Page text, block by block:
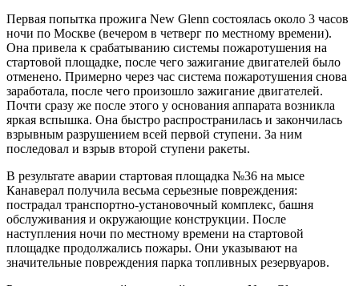
Первая попытка прожига New Glenn состоялась около 3 часов
ночи по Москве (вечером в четверг по местному времени).
Она привела к срабатыванию системы пожаротушения на
стартовой площадке, после чего зажигание двигателей было
отменено. Примерно через час система пожаротушения снова
заработала, после чего произошло зажигание двигателей.
Почти сразу же после этого у основания аппарата возникла
яркая вспышка. Она быстро распространилась и закончилась
взрывным разрушением всей первой ступени. За ним
последовал и взрыв второй ступени ракеты.
В результате аварии стартовая площадка №36 на мысе
Канаверал получила весьма серьезные повреждения:
пострадал транспортно-установочный комплекс, башня
обслуживания и окружающие конструкции. После
наступления ночи по местному времени на стартовой
площадке продолжались пожары. Они указывают на
значительные повреждения парка топливных резервуаров.